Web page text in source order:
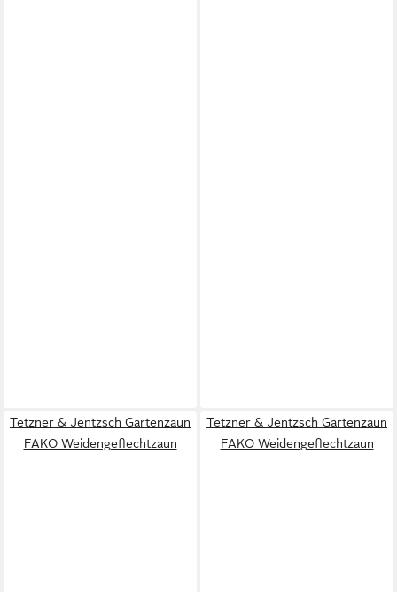
Tetzner & Jentzsch Gartenzaun
FAKO Weidengeflechtzaun
Tetzner & Jentzsch Gartenzaun
FAKO Weidengeflechtzaun